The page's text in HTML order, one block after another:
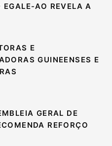
EGALE-AO REVELA A
E
GUINEENSES E
GERAL DE
REFORÇO